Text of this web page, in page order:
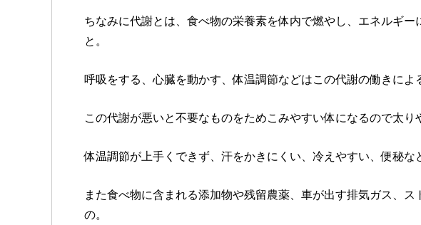
ちなみに代謝とは、食べ物の栄養素を体内で燃やし、エネルギー
と。
呼吸をする、心臓を動かす、体温調節などはこの代謝の働きによ
この代謝が悪いと不要なものをためこみやすい体になるので太り
体温調節が上手くできず、汗をかきにくい、冷えやすい、便秘な
また食べ物に含まれる添加物や残留農薬、車が出す排気ガス、ス
の。